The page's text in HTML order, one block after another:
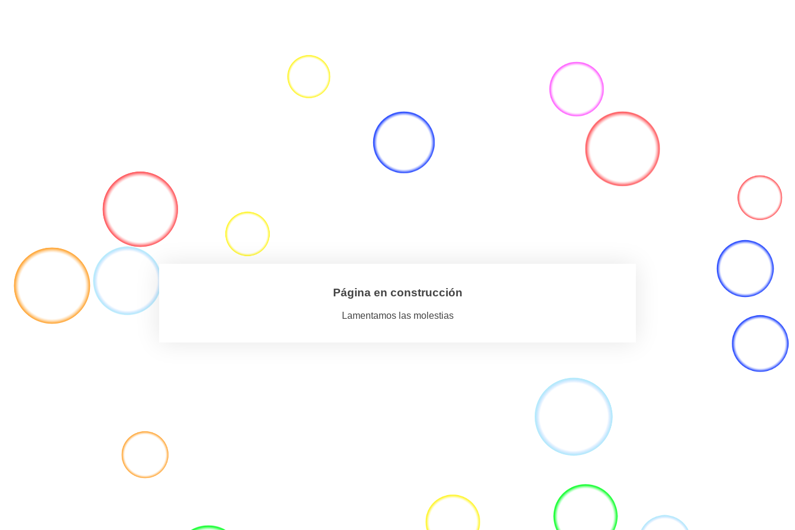
Página en construcción
Lamentamos las molestias